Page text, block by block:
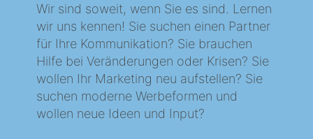
Wir sind soweit, wenn Sie es sind. Lernen
wir uns kennen! Sie suchen einen Partner
für Ihre Kommunikation? Sie brauchen
Hilfe bei Veränderungen oder Krisen? Sie
wollen Ihr Marketing neu aufstellen? Sie
suchen moderne Werbeformen und
wollen neue Ideen und Input?